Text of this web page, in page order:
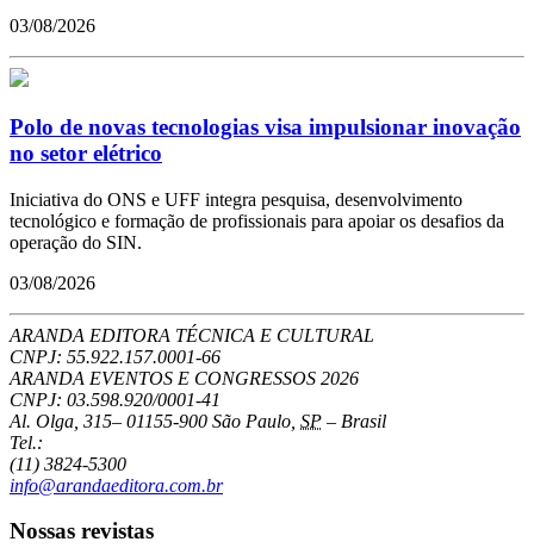
03/08/2026
Polo de novas tecnologias visa impulsionar inovação
no setor elétrico
Iniciativa do ONS e UFF integra pesquisa, desenvolvimento
tecnológico e formação de profissionais para apoiar os desafios da
operação do SIN.
03/08/2026
ARANDA EDITORA TÉCNICA E CULTURAL
CNPJ: 55.922.157.0001-66
ARANDA EVENTOS E CONGRESSOS 2026
CNPJ: 03.598.920/0001-41
Al. Olga, 315– 01155-900 São Paulo SP – Brasil
Tel.:
(11) 3824-5300
info@arandaeditora.com.br
Nossas revistas